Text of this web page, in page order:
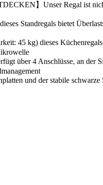
】Unser Regal ist
Standregals bietet
45 kg) dieses
über 4 Anschlüsse, an der
und der stabile